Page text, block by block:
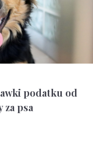
podatku od
za psa